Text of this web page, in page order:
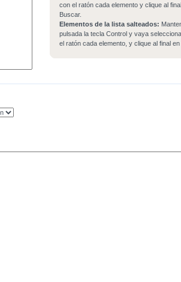
con el ratón cada elemento y clique al
Buscar.
Elementos de la lista salteados:
pulsada la tecla Control y vaya
el ratón cada elemento, y clique al final